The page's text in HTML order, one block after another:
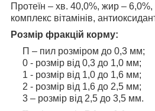
Протеїн – хв. 40,0%, жир – 6,0%,
комплекс вітамінів,
Розмір фракцій корму:
П – пил розміром до 0,3 мм;
0 - розмір від 0,3 до 1,0 мм;
1 - розмір від 1,0 до 1,6 мм;
2 - розмір від 1,6 до 2,5 мм;
3 – розмір від 2,5 до 3,5 мм.